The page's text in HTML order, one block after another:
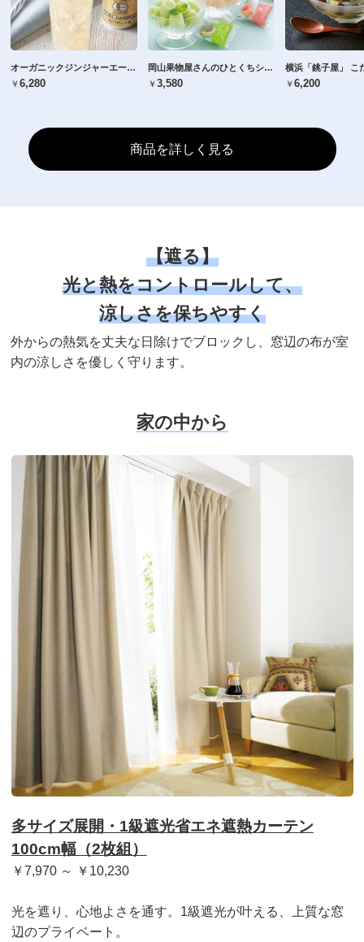
オーガニックジンジャーエール （250ml×30缶）
￥6,280
岡山果物屋さんのひとくちシャーベット 39粒
￥3,580 ￥6,200
商品を詳しく見る
【遮る】
光と熱をコントロールして、
涼しさを保ちやすく
外からの熱気を丈夫な日除けでブロックし、窓辺の布が室
内の涼しさを優しく守ります。
家の中から
多サイズ展開・1級遮光省エネ遮熱カーテン
100cm幅（2枚組）
￥7,970 ～ ￥10,230
光を遮り、心地よさを通す。1級遮光が叶える、上質な窓
辺のプライベート。